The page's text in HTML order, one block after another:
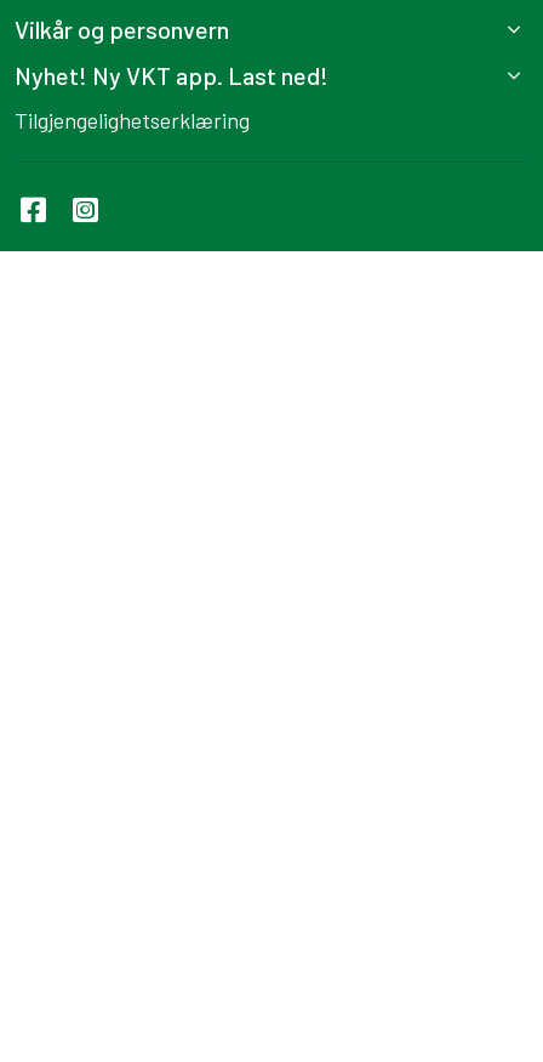
Vilkår og personvern
Nyhet! Ny VKT app. Last ned!
Tilgjengelighetserklæring